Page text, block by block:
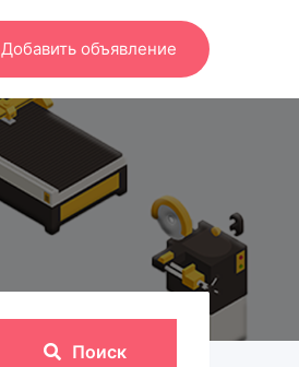
Добавить объявление
Поиск